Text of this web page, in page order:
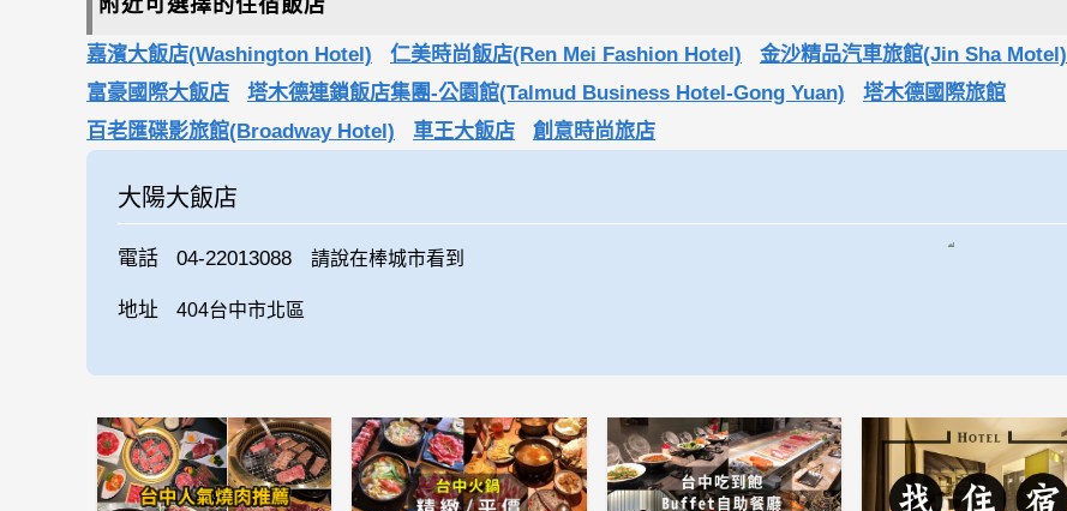
附近可選擇的住宿飯店
嘉濱大飯店(Washington Hotel) 仁美時尚飯店(Ren Mei Fashion Hotel)
金沙精品汽車旅館(Jin Sha Motel)
富豪國際大飯店
塔木德連鎖飯店集團-公園館(Talmud Business Hotel-Gong Yuan)
塔木德國際旅館
百老匯碟影旅館(Broadway Hotel)
車王大飯店 創意時尚旅店
大陽大飯店
電話 04-22013088 請說在棒城市看到
地址 404台中市北區